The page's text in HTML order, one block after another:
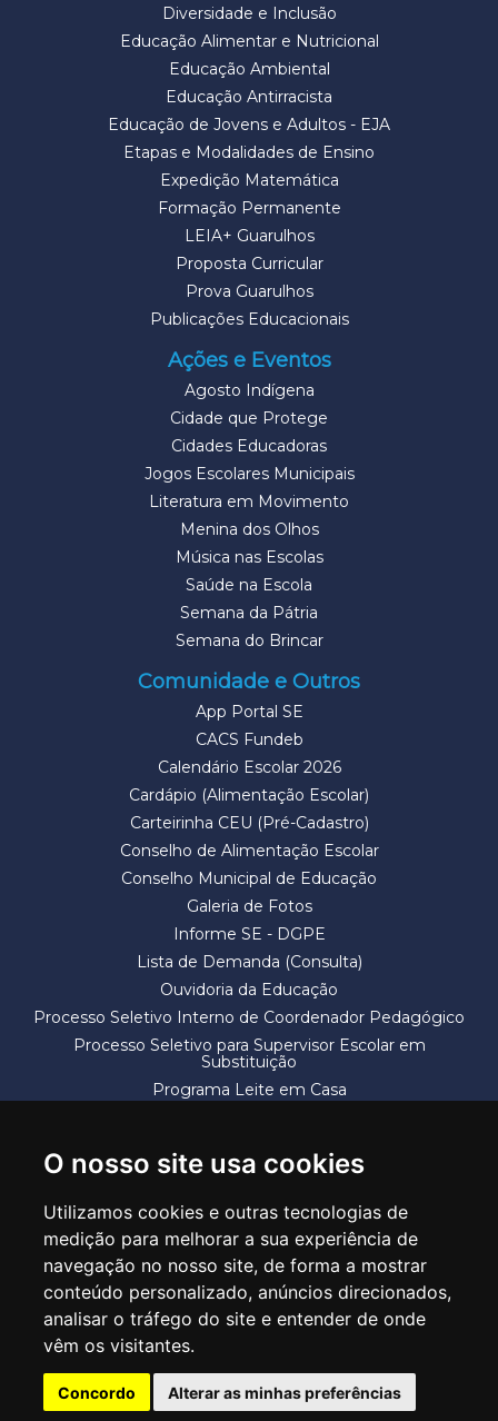
O nosso site usa cookies
Utilizamos cookies e outras tecnologias de
medição para melhorar a sua experiência de
navegação no nosso site, de forma a mostrar
conteúdo personalizado, anúncios direcionados,
analisar o tráfego do site e entender de onde
vêm os visitantes.
Concordo Alterar as minhas preferências
Diversidade e Inclusão
Educação Alimentar e Nutricional
Educação Ambiental
Educação Antirracista
Educação de Jovens e Adultos - EJA
Etapas e Modalidades de Ensino
Expedição Matemática
Formação Permanente
LEIA+ Guarulhos
Proposta Curricular
Prova Guarulhos
Publicações Educacionais
Ações e Eventos
Agosto Indígena
Cidade que Protege
Cidades Educadoras
Jogos Escolares Municipais
Literatura em Movimento
Menina dos Olhos
Música nas Escolas
Saúde na Escola
Semana da Pátria
Semana do Brincar
Comunidade e Outros
App Portal SE
CACS Fundeb
Calendário Escolar 2026
Cardápio (Alimentação Escolar)
Carteirinha CEU (Pré-Cadastro)
Conselho de Alimentação Escolar
Conselho Municipal de Educação
Galeria de Fotos
Informe SE - DGPE
Lista de Demanda (Consulta)
Ouvidoria da Educação
Processo Seletivo Interno de Coordenador Pedagógico
Processo Seletivo para Supervisor Escolar em
Substituição
Programa Leite em Casa
SECRETARIA DE EDUCAÇÃO
Rua Claudino Barbosa, 313 - Macedo - Guarulhos/SP CEP 07113-040
Central de Atendimento: *55 11 2475-7300